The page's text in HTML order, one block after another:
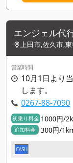
エンジェル代
上田市,佐久市,
営業時間
10月1日より
します。
0267-88-7090
初乗り料金 1000円/
追加料金 300円/
CASH